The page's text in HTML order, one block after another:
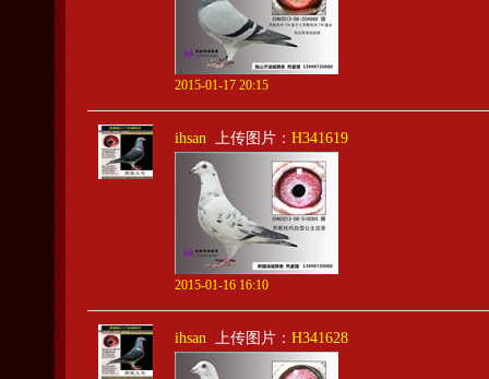
2015-01-17 20:15
ihsan 上传图片： H341619
2015-01-16 16:10
ihsan 上传图片： H341628